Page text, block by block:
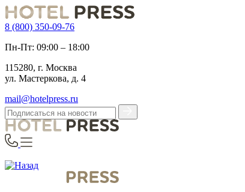
8 (800) 350-09-76
Пн-Пт: 09:00 – 18:00
115280, г. Москва
ул. Мастеркова, д. 4
mail@hotelpress.ru